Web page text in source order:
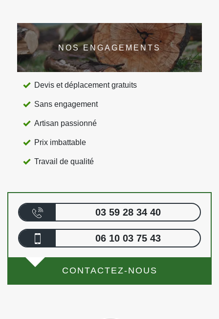
NOS ENGAGEMENTS
Devis et déplacement gratuits
Sans engagement
Artisan passionné
Prix imbattable
Travail de qualité
03 59 28 34 40
06 10 03 75 43
CONTACTEZ-NOUS